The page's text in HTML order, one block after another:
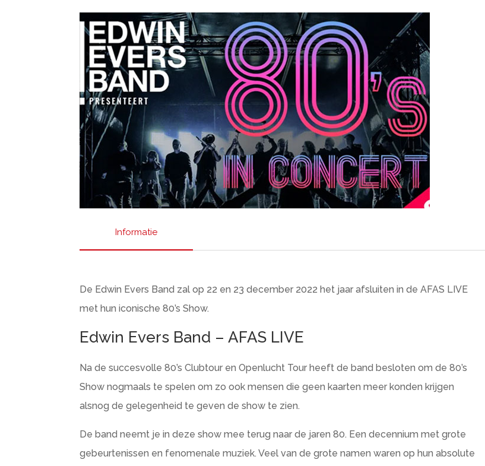
Informatie
De Edwin Evers Band zal op 22 en 23 december 2022 het jaar afsluiten in de AFAS LIVE
met hun iconische 80’s Show.
Edwin Evers Band – AFAS LIVE
Na de succesvolle 80’s Clubtour en Openlucht Tour heeft de band besloten om de 80’s
Show nogmaals te spelen om zo ook mensen die geen kaarten meer konden krijgen
alsnog de gelegenheid te geven de show te zien.
De band neemt je in deze show mee terug naar de jaren 80. Een decennium met grote
gebeurtenissen en fenomenale muziek. Veel van de grote namen waren op hun absolute